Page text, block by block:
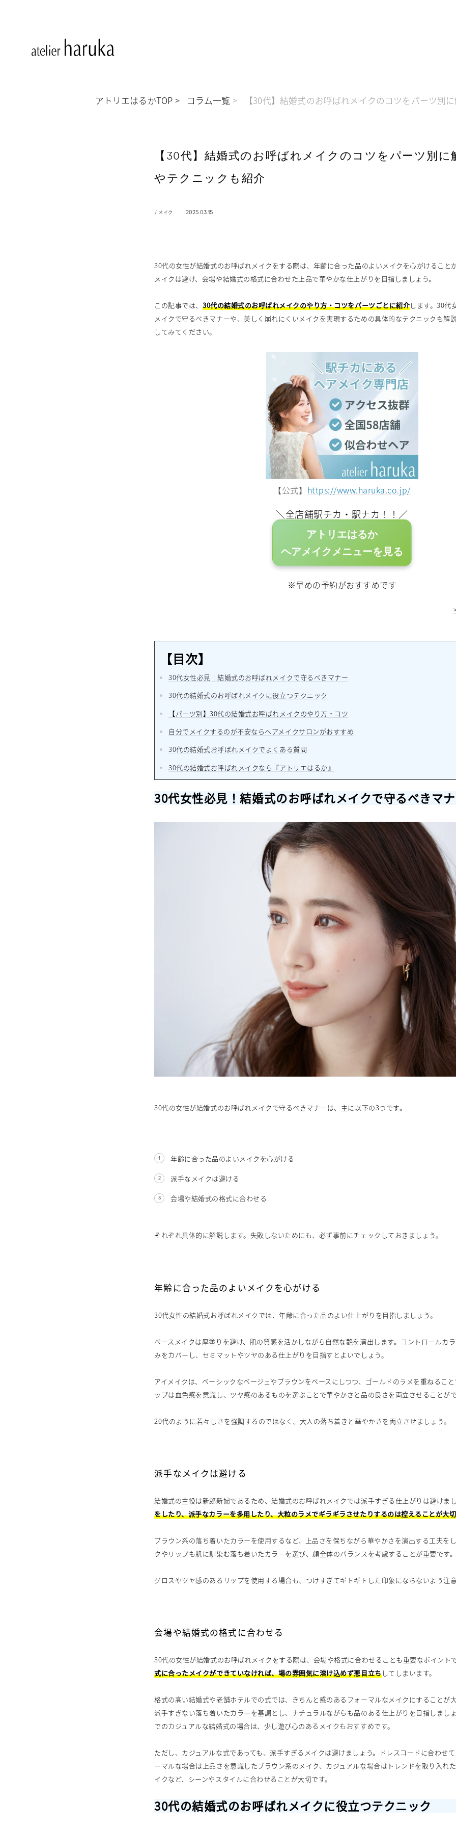
アトリエはるかTOP コラム一覧 【30代】結婚式のお呼ばれメイクのコツをパーツ別
【30代】結婚式のお呼ばれメイクのコツをパーツ別に
やテクニックも紹介
/ メイク 2025.03.15
30代の女性が結婚式のお呼ばれメイクをする際は、年齢に合った品のよいメイクを心がけること
メイクは避け、会場や結婚式の格式に合わせた上品で華やかな仕上がりを目指しましょう。
この記事では、 30代の結婚式のお呼ばれメイクのやり方・コツをパーツごとに紹介します。30代
メイクで守るべきマナーや、美しく崩れにくいメイクを実現するための具体的なテクニックも解
してみてください。
【公式】 https://www.haruka.co.jp/
＼全店舗駅チカ・駅ナカ！！／
アトリエはるか
ヘアメイクメニューを見る
※早めの予約がおすすめです
【目次】
30代女性必見！結婚式のお呼ばれメイクで守るべきマナー
30代の結婚式のお呼ばれメイクに役立つテクニック
【パーツ別】30代の結婚式お呼ばれメイクのやり方・コツ
自分でメイクするのが不安ならヘアメイクサロンがおすすめ
30代の結婚式お呼ばれメイクでよくある質問
30代の結婚式お呼ばれメイクなら『アトリエはるか』
30代女性必見！結婚式のお呼ばれメイクで守るべきマ
30代の女性が結婚式のお呼ばれメイクで守るべきマナーは、主に以下の3つです。
年齢に合った品のよいメイクを心がける
派手なメイクは避ける
会場や結婚式の格式に合わせる
それぞれ具体的に解説します。失敗しないためにも、必ず事前にチェックしておきましょう。
年齢に合った品のよいメイクを心がける
30代女性の結婚式お呼ばれメイクでは、年齢に合った品のよい仕上がりを目指しましょう。
ベースメイクは厚塗りを避け、肌の質感を活かしながら自然な艶を演出します。コントロールカ
みをカバーし、セミマットやツヤのある仕上がりを目指すとよいでしょう。
アイメイクは、ベーシックなベージュやブラウンをベースにしつつ、ゴールドのラメを重ねるこ
ップは血色感を意識し、ツヤ感のあるものを選ぶことで華やかさと品の良さを両立させることが
20代のように若々しさを強調するのではなく、大人の落ち着きと華やかさを両立させましょう。
派手なメイクは避ける
結婚式の主役は新郎新婦であるため、結婚式のお呼ばれメイクでは派手すぎる仕上がりは避けま
をしたり、派手なカラーを多用したり、大粒のラメでギラギラさせたりするのは控えることが大切
ブラウン系の落ち着いたカラーを使用するなど、上品さを保ちながら華やかさを演出する工夫を
クやリップも肌に馴染む落ち着いたカラーを選び、顔全体のバランスを考慮することが重要です
グロスやツヤ感のあるリップを使用する場合も、つけすぎてギトギトした印象にならないよう注
会場や結婚式の格式に合わせる
30代の女性が結婚式のお呼ばれメイクをする際は、会場や格式に合わせることも重要なポイント
式に合ったメイクができていなければ、場の雰囲気に溶け込めず悪目立ちしてしまいます。
格式の高い結婚式や老舗ホテルでの式では、きちんと感のあるフォーマルなメイクにすることが
派手すぎない落ち着いたカラーを基調とし、ナチュラルながらも品のある仕上がりを目指しまし
でのカジュアルな結婚式の場合は、少し遊び心のあるメイクもおすすめです。
ただし、カジュアルな式であっても、派手すぎるメイクは避けましょう。ドレスコードに合わせ
ーマルな場合は上品さを意識したブラウン系のメイク、カジュアルな場合はトレンドを取り入れ
イクなど、シーンやスタイルに合わせることが大切です。
30代の結婚式のお呼ばれメイクに役立つテクニック